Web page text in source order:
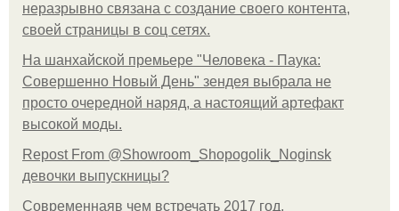
неразрывно связана с создание своего контента,
своей страницы в соц сетях.
На шанхайской премьере "Человека - Паука:
Совершенно Новый День" зендея выбрала не
просто очередной наряд, а настоящий артефакт
высокой моды.
Repost From @Showroom_Shopogolik_Noginsk
девочки выпускницы?
Современнаяв чем встречать 2017 год.